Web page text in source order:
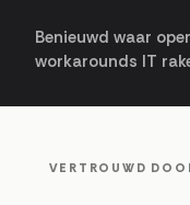
Benieuwd waar
workarounds IT
VERTROUWD